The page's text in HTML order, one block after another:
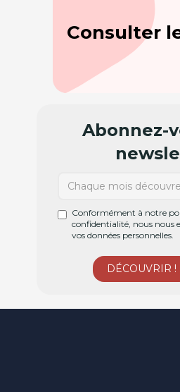
Consulter
Abonnez-
Conformément à notre
confidentialité, nous nous
vos données personnelles.